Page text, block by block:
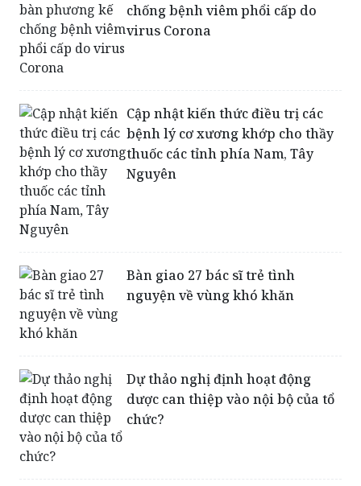
chống bệnh viêm phổi cấp do
virus Corona
Cập nhật kiến thức điều trị các
bệnh lý cơ xương khớp cho thầy
thuốc các tỉnh phía Nam, Tây
Nguyên
Bàn giao 27 bác sĩ trẻ tình
nguyện về vùng khó khăn
Dự thảo nghị định hoạt động
dược can thiệp vào nội bộ của tổ
chức?